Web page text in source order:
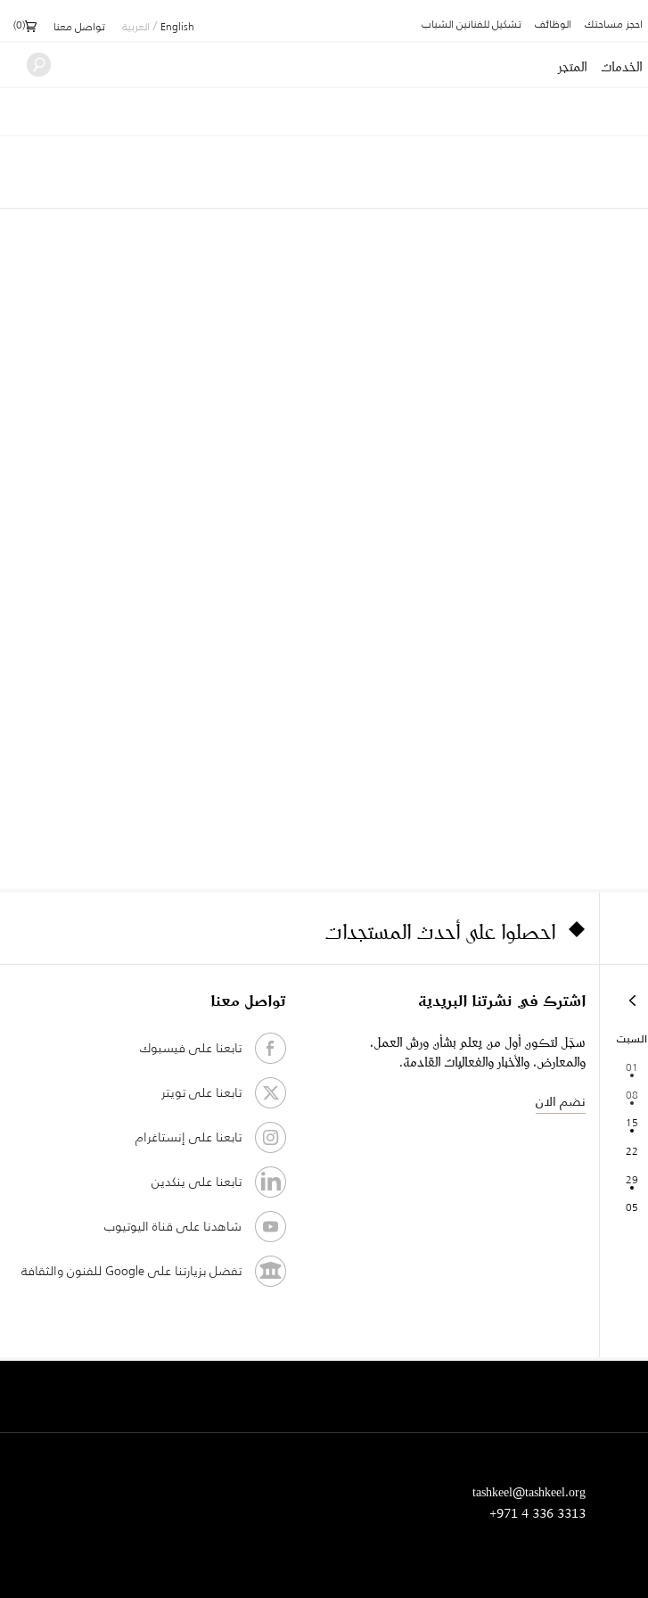
احجز مساحتك الوظائف تشكيل للفنانين الشباب English
/ العربية تواصل معنا (
0
)
الخدمات المتجر
السبت
01
08
15
22
29
05
احصلوا على أحدث المستجدات
اشترك في نشرتنا البريدية
سجّل لتكون أول من يعلم بشأن ورش العمل،
والمعارض، والأخبار والفعاليات القادمة.
نضم الان
تواصل معنا
تابعنا على فيسبوك
تابعنا على تويتر
تابعنا على إنستاغرام
تابعنا على ينكدين
شاهدنا على قناة اليوتيوب
تفضل بزيارتنا على Google للفنون والثقافة
tashkeel@tashkeel.org
+971 4 336 3313